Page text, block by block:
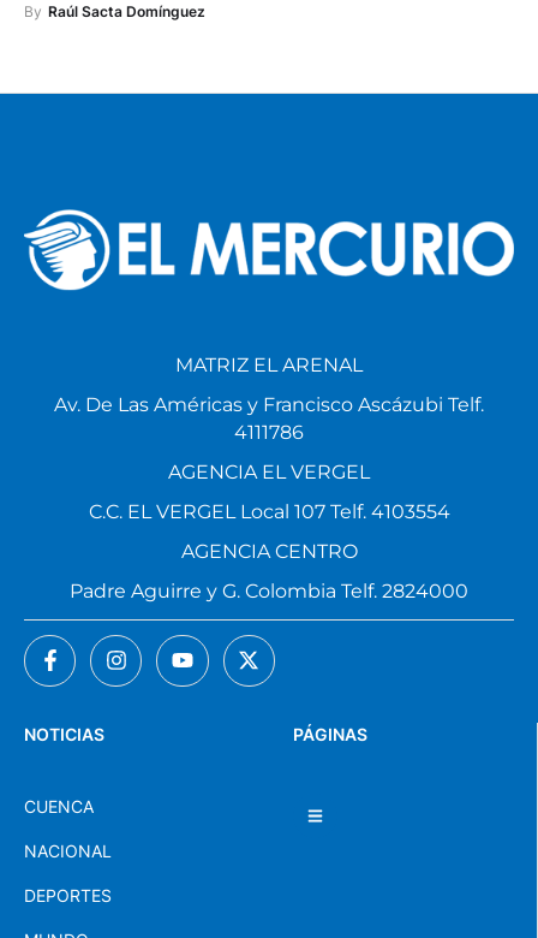
By Raúl Sacta Domínguez
PÁGINAS
NOTICIAS
CUENCA
NACIONAL
DEPORTES
MATRIZ EL ARENAL
Av. De Las Américas y Francisco Ascázubi Telf.
4111786
AGENCIA EL VERGEL
C.C. EL VERGEL Local 107 Telf. 4103554
AGENCIA CENTRO
Padre Aguirre y G. Colombia Telf. 2824000